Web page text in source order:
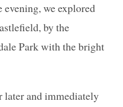
we explored
by the
Park with the bright
later and immediately